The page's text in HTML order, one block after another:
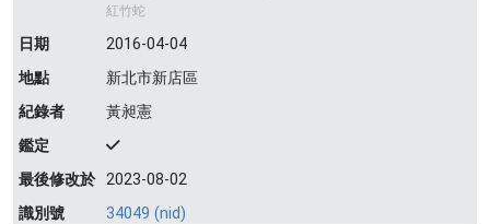
紅竹蛇
日期
2016-04-04
地點
新北市新店區
紀錄者
黃昶憲
鑑定
最後修改於 2023-08-02
識別號
34049 (nid)